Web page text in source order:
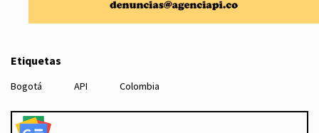
Etiquetas
Bogotá API Colombia